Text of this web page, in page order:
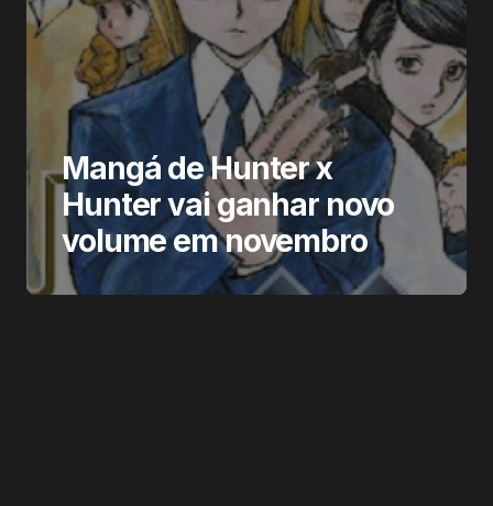
Mangá de Hunter x
Hunter vai ganhar novo
volume em novembro